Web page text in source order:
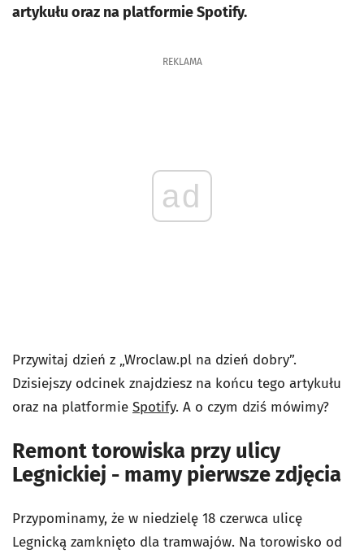
artykułu oraz na platformie Spotify.
REKLAMA
ad
Przywitaj dzień z „Wroclaw.pl na dzień dobry”.
Dzisiejszy odcinek znajdziesz na końcu tego artykułu
oraz na platformie Spotify. A o czym dziś mówimy?
Remont torowiska przy ulicy
Legnickiej - mamy pierwsze zdjęcia
Przypominamy, że w niedzielę 18 czerwca ulicę
Legnicką zamknięto dla tramwajów. Na torowisko od